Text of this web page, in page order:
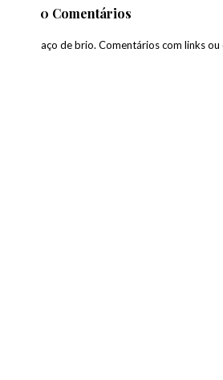
0 Comentários
paço de brio. Comentários com links